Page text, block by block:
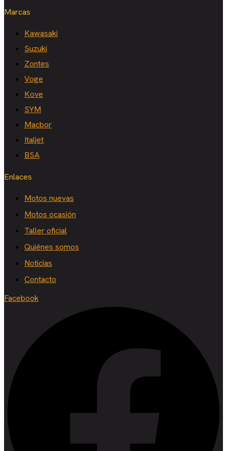
Marcas
Kawasaki
Suzuki
Zontes
Voge
Kove
SYM
Macbor
Italjet
BSA
Enlaces
Motos nuevas
Motos ocasión
Taller oficial
Quiénes somos
Noticias
Contacto
Facebook